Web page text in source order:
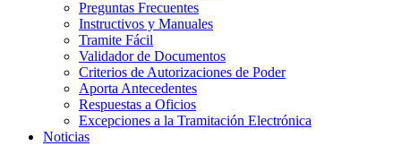
Preguntas Frecuentes
Instructivos y Manuales
Tramite Fácil
Validador de Documentos
Criterios de Autorizaciones de Poder
Aporta Antecedentes
Respuestas a Oficios
Excepciones a la Tramitación Electrónica
Noticias